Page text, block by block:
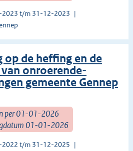
2023 t/m 31-12-2023
op de heffing en de
onroerende-
gemeente Gennep
per 01-01-2026
01-01-2026
2022 t/m 31-12-2025